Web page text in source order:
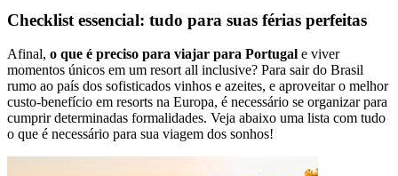
Checklist essencial: tudo para suas férias perfeitas
Afinal, o que é preciso para viajar para Portugal e viver
momentos únicos em um resort all inclusive? Para sair do Brasil
rumo ao país dos sofisticados vinhos e azeites, e aproveitar o melhor
custo-benefício em resorts na Europa, é necessário se organizar para
cumprir determinadas formalidades. Veja abaixo uma lista com tudo
o que é necessário para sua viagem dos sonhos!